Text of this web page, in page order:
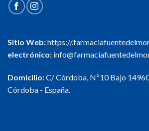
Sitio Web:https://
electrónico:
Domicilio:C/ Córdoba, Nº10 Bajo
Córdoba - España.